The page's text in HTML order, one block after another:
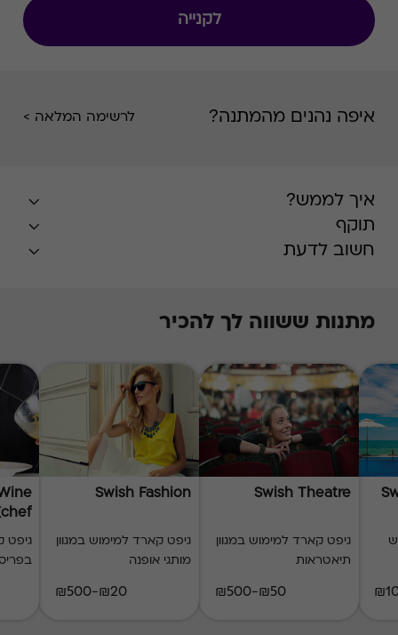
בכל ימי הפעילות בתיאום מראש ובכפוף לזמינות
לקנייה
איפה נהנים מהמתנה? לרשימה המלאה >
איך לממש?
תוקף
חשוב לדעת
מתנות ששווה לך להכיר
Swish Theatre
גיפט קארד למימוש במגוון
תיאטראות
₪50-₪500
Swish Fashion
גיפט קארד למימוש במגוון
מותגי אופנה
₪20-₪500
גיפט